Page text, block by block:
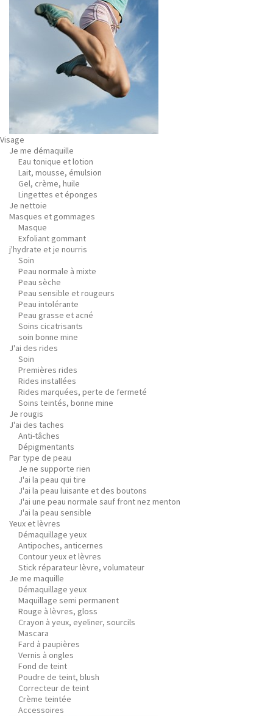
Visage
Je me démaquille
Eau tonique et lotion
Lait, mousse, émulsion
Gel, crème, huile
Lingettes et éponges
Je nettoie
Masques et gommages
Masque
Exfoliant gommant
j'hydrate et je nourris
Soin
Peau normale à mixte
Peau sèche
Peau sensible et rougeurs
Peau intolérante
Peau grasse et acné
Soins cicatrisants
soin bonne mine
J'ai des rides
Soin
Premières rides
Rides installées
Rides marquées, perte de fermeté
Soins teintés, bonne mine
Je rougis
J'ai des taches
Anti-tâches
Dépigmentants
Par type de peau
Je ne supporte rien
J'ai la peau qui tire
J'ai la peau luisante et des boutons
J'ai une peau normale sauf front nez menton
J'ai la peau sensible
Yeux et lèvres
Démaquillage yeux
Antipoches, anticernes
Contour yeux et lèvres
Stick réparateur lèvre, volumateur
Je me maquille
Démaquillage yeux
Maquillage semi permanent
Rouge à lèvres, gloss
Crayon à yeux, eyeliner, sourcils
Mascara
Fard à paupières
Vernis à ongles
Fond de teint
Poudre de teint, blush
Correcteur de teint
Crème teintée
Accessoires